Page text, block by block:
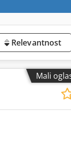
Relevantnost
Mali